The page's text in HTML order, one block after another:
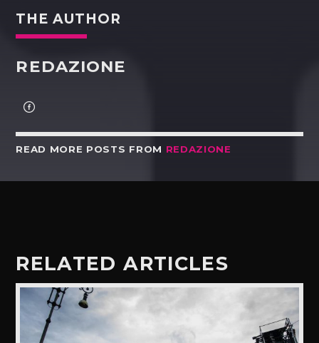
THE AUTHOR
REDAZIONE
READ MORE POSTS FROM REDAZIONE
RELATED ARTICLES